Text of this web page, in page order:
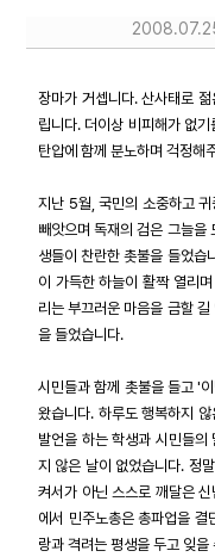
장마가 거셉니다. 산사태로
립니다. 더이상 비피해가 없
탄압에 함께 분노하며 걱정해
지난 5월, 국민의 소중하고
빼앗으며 독재의 검은 그늘을
생들이 찬란한 촛불을 들었습
이 가득한 하늘이 활짝 열리
리는 부끄러운 마음을 금할
을 들었습니다.
시민들과 함께 촛불을 들고 '
왔습니다. 하루도 행복하지
발언을 하는 학생과 시민들의
지 않은 날이 없었습니다. 정
켜서가 아닌 스스로 깨달은
에서 민주노총은 총파업을
랑과 격려는 평생을 두고 잊
자료
부설기관
업무